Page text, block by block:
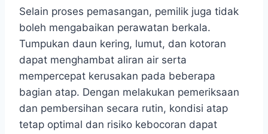
Selain proses pemasangan, pemilik juga tidak
boleh mengabaikan perawatan berkala.
Tumpukan daun kering, lumut, dan kotoran
dapat menghambat aliran air serta
mempercepat kerusakan pada beberapa
bagian atap. Dengan melakukan pemeriksaan
dan pembersihan secara rutin, kondisi atap
tetap optimal dan risiko kebocoran dapat